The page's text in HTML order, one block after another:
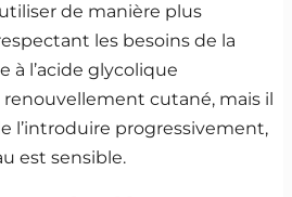
de manière plus
les besoins de la
à l’acide glycolique
cutané, mais il
l’introduire progressivement,
est sensible.